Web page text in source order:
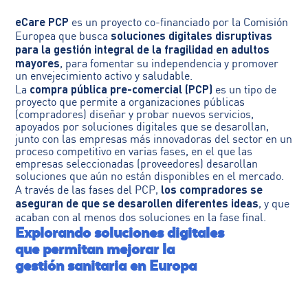
eCare PCP es un proyecto co-financiado por la Comisión
Europea que buscasoluciones digitales disruptivas
para la gestión integral de la fragilidad en adultos
mayores, para fomentar su independencia y promover
un envejecimiento activo y saludable.
La compra pública pre-comercial (PCP) es un tipo de
proyecto que permite a organizaciones públicas
(compradores) diseñar y probar nuevos servicios,
apoyados por soluciones digitales que se desarollan,
junto con las empresas más innovadoras del sector en un
proceso competitivo en varias fases, en el que las
empresas seleccionadas (proveedores) desarollan
soluciones que aún no están disponibles en el mercado.
A través de las fases del PCP, los compradores se
aseguran de que se desarollen diferentes ideas, y que
acaban con al menos dos soluciones en la fase final.
Explorando soluciones digitales
que permitan mejorar la
gestión sanitaria en Europa